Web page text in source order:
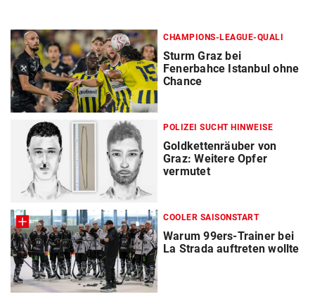
CHAMPIONS-LEAGUE-QUALI
Sturm Graz bei
Fenerbahce Istanbul ohne
Chance
POLIZEI SUCHT HINWEISE
Goldkettenräuber von
Graz: Weitere Opfer
vermutet
COOLER SAISONSTART
Warum 99ers-Trainer bei
La Strada auftreten wollte